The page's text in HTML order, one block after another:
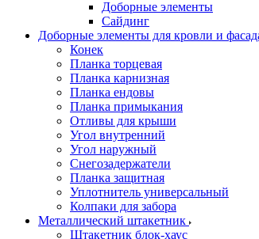
Доборные элементы
Сайдинг
Доборные элементы для кровли и
Конек
Планка торцевая
Планка карнизная
Планка ендовы
Планка примыкания
Отливы для крыши
Угол внутренний
Угол наружный
Снегозадержатели
Планка защитная
Уплотнитель универсальный
Колпаки для забора
Металлический штакетник
Штакетник блок-хаус